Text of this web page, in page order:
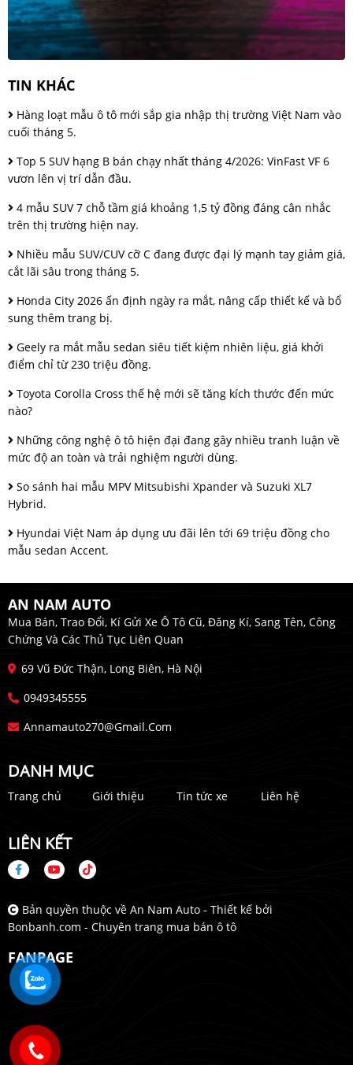
TIN KHÁC
Hàng loạt mẫu ô tô mới sắp gia nhập thị trường Việt Nam vào
cuối tháng 5.
Top 5 SUV hạng B bán chạy nhất tháng 4/2026: VinFast VF 6
vươn lên vị trí dẫn đầu.
4 mẫu SUV 7 chỗ tầm giá khoảng 1,5 tỷ đồng đáng cân nhắc
trên thị trường hiện nay.
Nhiều mẫu SUV/CUV cỡ C đang được đại lý mạnh tay giảm giá,
cắt lãi sâu trong tháng 5.
Honda City 2026 ấn định ngày ra mắt, nâng cấp thiết kế và bổ
sung thêm trang bị.
Geely ra mắt mẫu sedan siêu tiết kiệm nhiên liệu, giá khởi
điểm chỉ từ 230 triệu đồng.
Toyota Corolla Cross thế hệ mới sẽ tăng kích thước đến mức
nào?
Những công nghệ ô tô hiện đại đang gây nhiều tranh luận về
mức độ an toàn và trải nghiệm người dùng.
So sánh hai mẫu MPV Mitsubishi Xpander và Suzuki XL7
Hybrid.
Hyundai Việt Nam áp dụng ưu đãi lên tới 69 triệu đồng cho
mẫu sedan Accent.
AN NAM AUTO
Mua Bán, Trao Đổi, Kí Gửi Xe Ô Tô Cũ, Đăng Kí, Sang Tên, Công
Chứng Và Các Thủ Tục Liên Quan
69 Vũ Đức Thận, Long Biên, Hà Nội
0949345555
Annamauto270@gmail.com
DANH MỤC
Trang chủ Giới thiệu Tin tức xe Liên hệ
LIÊN KẾT
Bản quyền thuộc về An Nam Auto - Thiết kế bởi
Bonbanh.com - Chuyên trang mua bán ô tô
FANPAGE